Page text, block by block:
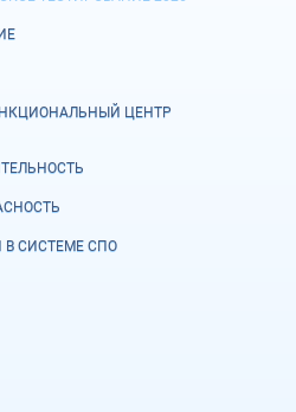
ЦЕНТР
СИСТЕМЕ СПО